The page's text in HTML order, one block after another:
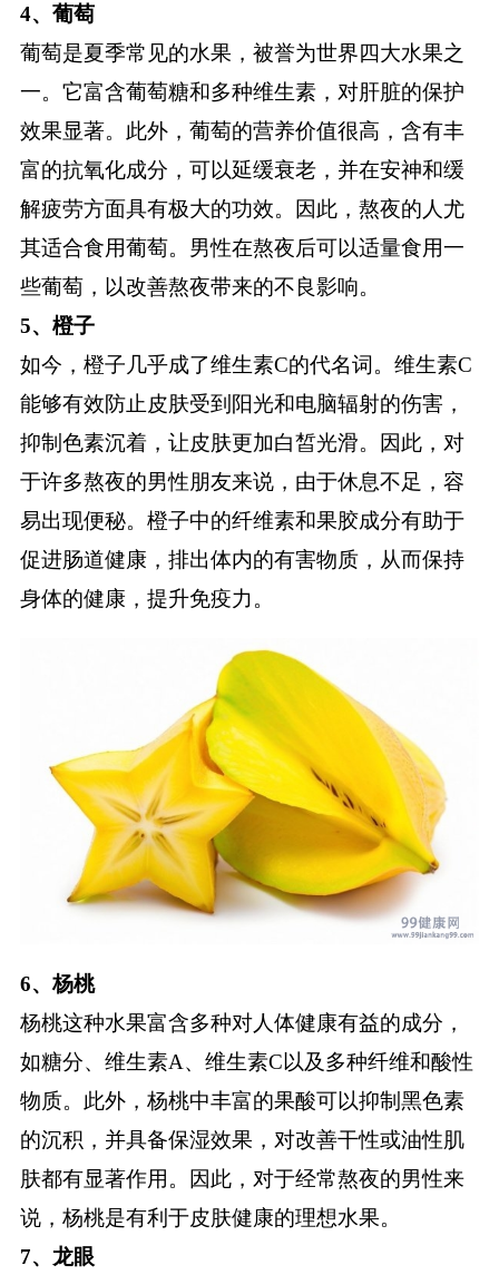
4、葡萄
葡萄是夏季常见的水果，被誉为世界四大水果之
一。它富含葡萄糖和多种维生素，对肝脏的保护
效果显著。此外，葡萄的营养价值很高，含有丰
富的抗氧化成分，可以延缓衰老，并在安神和缓
解疲劳方面具有极大的功效。因此，熬夜的人尤
其适合食用葡萄。男性在熬夜后可以适量食用一
些葡萄，以改善熬夜带来的不良影响。
5、橙子
如今，橙子几乎成了维生素C的代名词。维生素C
能够有效防止皮肤受到阳光和电脑辐射的伤害，
抑制色素沉着，让皮肤更加白皙光滑。因此，对
于许多熬夜的男性朋友来说，由于休息不足，容
易出现便秘。橙子中的纤维素和果胶成分有助于
促进肠道健康，排出体内的有害物质，从而保持
身体的健康，提升免疫力。
6、杨桃
杨桃这种水果富含多种对人体健康有益的成分，
如糖分、维生素A、维生素C以及多种纤维和酸性
物质。此外，杨桃中丰富的果酸可以抑制黑色素
的沉积，并具备保湿效果，对改善干性或油性肌
肤都有显著作用。因此，对于经常熬夜的男性来
说，杨桃是有利于皮肤健康的理想水果。
7、龙眼